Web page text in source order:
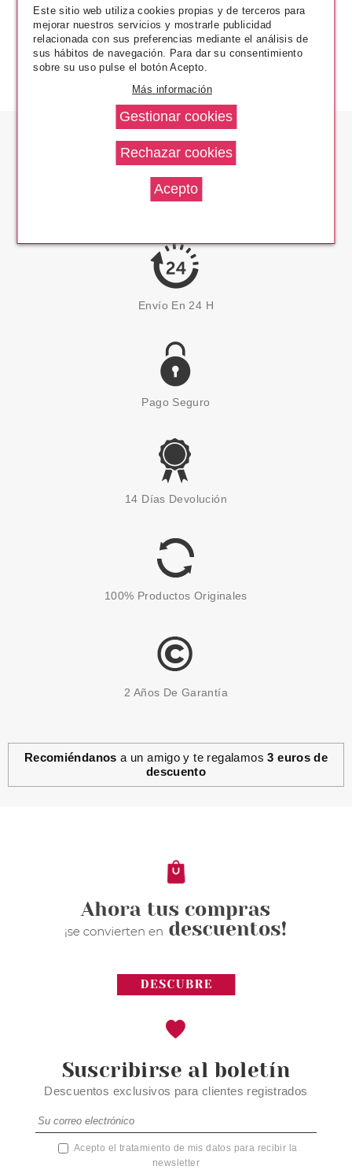
Envío En 24 H
Pago Seguro
14 Días Devolución
100% Productos Originales
2 Años De Garantía
Recomiéndanos a un amigo y te regalamos3 euros de
descuento
Suscribirse al boletín
Descuentos exclusivos para clientes registrados
Acepto el tratamiento de mis datos para recibir la
newsletter
Este sitio web utiliza cookies propias y de terceros para
mejorar nuestros servicios y mostrarle publicidad
relacionada con sus preferencias mediante el análisis de
sus hábitos de navegación. Para dar su consentimiento
sobre su uso pulse el botón Acepto.
Más información